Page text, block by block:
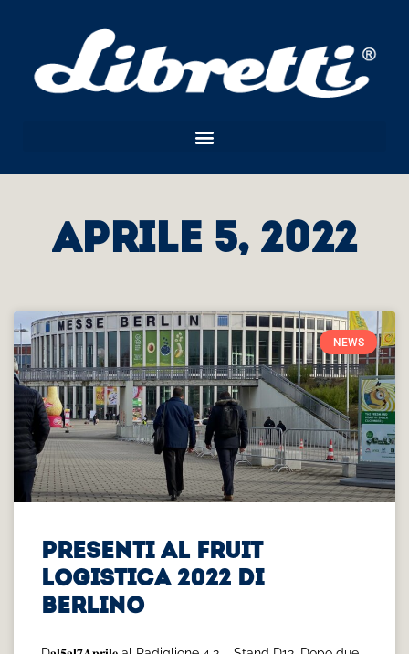
Aprile 5, 2022
NEWS
PRESENTI AL FRUIT
LOGISTICA 2022 DI
BERLINO